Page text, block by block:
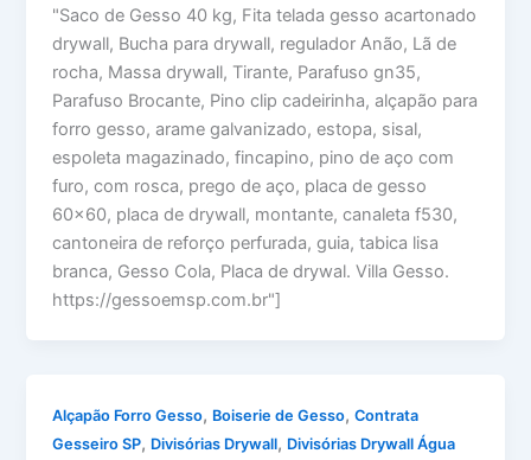
"Saco de Gesso 40 kg, Fita telada gesso acartonado
drywall, Bucha para drywall, regulador Anão, Lã de
rocha, Massa drywall, Tirante, Parafuso gn35,
Parafuso Brocante, Pino clip cadeirinha, alçapão para
forro gesso, arame galvanizado, estopa, sisal,
espoleta magazinado, fincapino, pino de aço com
furo, com rosca, prego de aço, placa de gesso
60×60, placa de drywall, montante, canaleta f530,
cantoneira de reforço perfurada, guia, tabica lisa
branca, Gesso Cola, Placa de drywal. Villa Gesso.
https://gessoemsp.com.br"]
Alçapão Forro Gesso, Boiserie de Gesso,Contrata
Gesseiro SP, Divisórias Drywall, Divisórias Drywall Água